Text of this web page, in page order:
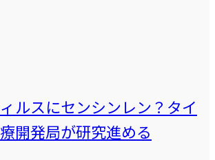
ルスにセンシンレン？タイ
開発局が研究進める